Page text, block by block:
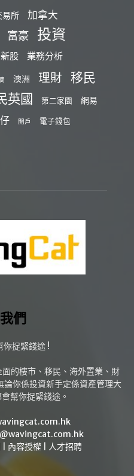
易所 加拿大
富豪 投資
新股 業務分析
澳洲 理財 移民
英國 第二家園 網易
開戶 電子錢包
們
捉緊錢途 !
的樓市、移民、海外置業、財
你係投資新手定係資產管理大
幫你捉緊錢途。
內容授權 人才招聘